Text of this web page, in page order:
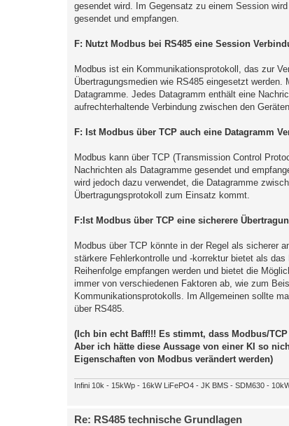
gesendet wird. Im Gegensatz zu einem Session
gesendet und empfangen.
F: Nutzt Modbus bei RS485 eine Session
Modbus ist ein Kommunikationsprotokoll, das zur
Übertragungsmedien wie RS485 eingesetzt
Datagramme. Jedes Datagramm enthält eine
aufrechterhaltende Verbindung zwischen den
F: Ist Modbus über TCP auch eine Datagramm
Modbus kann über TCP (Transmission Control
Nachrichten als Datagramme gesendet und
wird jedoch dazu verwendet, die Datagramme
Übertragungsprotokoll zum Einsatz kommt.
F:Ist Modbus über TCP eine sicherere
Modbus über TCP könnte in der Regel als sicherer
stärkere Fehlerkontrolle und -korrektur bietet als
Reihenfolge empfangen werden und bietet die
immer von verschiedenen Faktoren ab, wie zum
Kommunikationsprotokolls. Im Allgemeinen sollte
über RS485.
(Ich bin echt Baff!!! Es stimmt, dass Modbus/
Aber ich hätte diese Aussage von einer KI so
Eigenschaften von Modbus verändert werden)
Infini 10k - 15kWp - 16kW LiFePO4 - JK BMS - SDM630 -
Re: RS485 technische Grundlagen